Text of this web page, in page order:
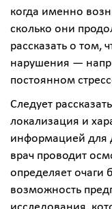
когда именно
сколько они
рассказать о том,
нарушения —
постоянном
Следует
локализация и
информацией для
врач проводит
определяет
возможность